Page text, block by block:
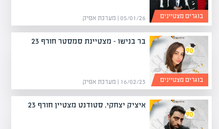
05/01/26 | מערכת אפיק בוגרים מצטיינים
בר בנישו – מצטיינת סמסטר חורף 23
16/02/23 | מערכת אפיק בוגרים מצטיינים
איציק יצחקי, סטודנט מצטיין חורף 23